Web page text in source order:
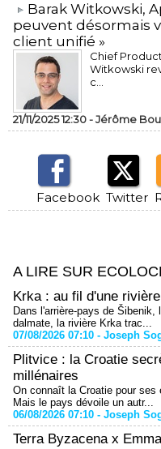
​Barak Witkowski,
peuvent désormais
client unifié »
Chief
Witkowski
c...
21/11/2025 12:30 -Jérôme
Facebook Twitter
A LIRE SUR
Krka : au fil d'une
Dans l'arrière-pays de
dalmate, la rivière Krka trac...
07/08/2026 07:10 - Joseph
Plitvice : la Croatie
millénaires
On connaît la Croatie pour
Mais le pays dévoile un autr...
06/08/2026 07:10 - Joseph
Terra Byzacena x